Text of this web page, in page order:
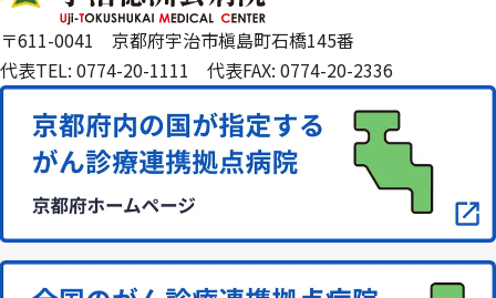
〒611-0041 京都府宇治市槇島町石橋145番
代表TEL: 0774-20-1111 代表FAX: 0774-20-2336